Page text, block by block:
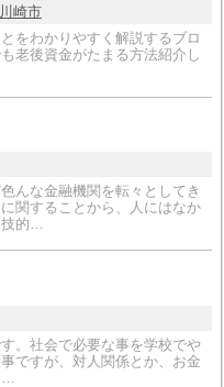
川崎市
をわかりやすく解説するブロ
老後資金がたまる方法紹介し
んな金融機関を転々としてき
関することから、人にはなか
技的…
。社会で必要な事を学校でや
ですが、対人関係とか、お金